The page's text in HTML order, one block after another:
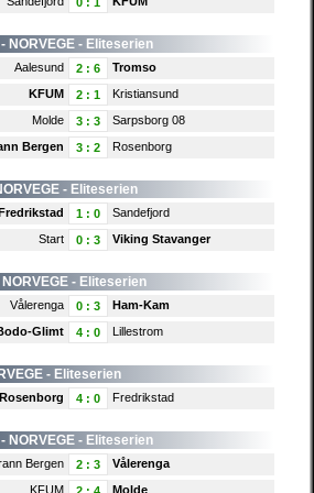
NORVEGE - Eliteserien
Aalesund 2 : 6
Tromso
KFUM 2 : 1
Kristiansund
Molde 3 : 3
Sarpsborg 08
Bergen 3 : 2 Rosenborg
- Eliteserien
Fredrikstad 1 : 0
Sandefjord
Start 0 : 3 Viking Stavanger
NORVEGE - Eliteserien
Vålerenga 0 : 3
Ham-Kam
Glimt 4 : 0 Lillestrom
- Eliteserien
Rosenborg 4 : 0 Fredrikstad
NORVEGE - Eliteserien
Bergen 2 : 3
Vålerenga
KFUM Molde